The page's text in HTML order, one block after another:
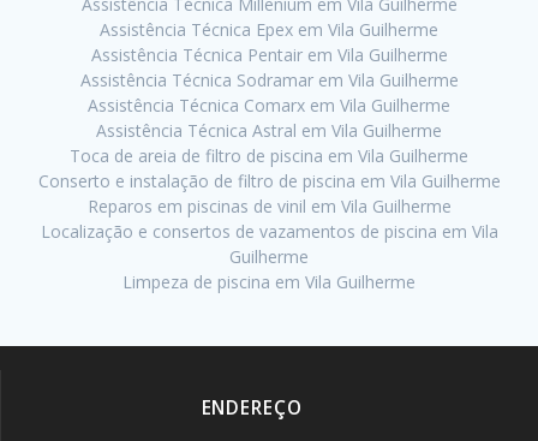
Assistência Técnica Millenium em Vila Guilherme
Assistência Técnica Epex em Vila Guilherme
Assistência Técnica Pentair em Vila Guilherme
Assistência Técnica Sodramar em Vila Guilherme
Assistência Técnica Comarx em Vila Guilherme
Assistência Técnica Astral em Vila Guilherme
Toca de areia de filtro de piscina em Vila Guilherme
Conserto e instalação de filtro de piscina em Vila Guilherme
Reparos em piscinas de vinil em Vila Guilherme
Localização e consertos de vazamentos de piscina em Vila
Guilherme
Limpeza de piscina em Vila Guilherme
ENDEREÇO